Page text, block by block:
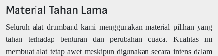
Material Tahan Lama
Seluruh alat drumband kami menggunakan material pilihan yang
tahan terhadap benturan dan perubahan cuaca. Kualitas ini
membuat alat tetap awet meskipun digunakan secara intens dalam